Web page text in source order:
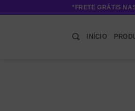
*FRETE GRÁTIS
INÍCIO